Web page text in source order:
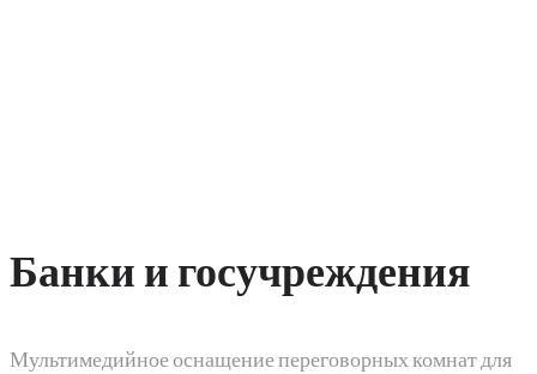
Банки и госучреждения​
Мультимедийное оснащение переговорных комнат для